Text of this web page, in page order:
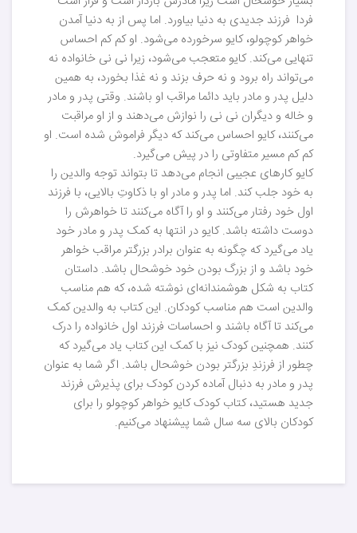
فردا فرزند جدیدی به دنیا بیاورد. اما پس از به دنیا آمدن
خواهر کوچولو، کایو سرخورده می‌شود. او کم کم احساس
تنهایی می‌کند. کایو متعجب می‌شود، زیرا نی نی خانواده نه
می‌تواند راه برود و نه حرف بزند و نه غذا بخورد، به همین
دلیل پدر و مادر باید دائما مراقب او باشند. وقتی پدر و مادر
و خاله و دیگران نی نی را نوازش می‌دهند و از او مراقبت
می‌کنند، کایو احساس می‌کند که دیگر فراموش شده است. او
کم کم مسیر متفاوتی را در پیش می‌گیرد.
کایو کارهای عجیبی انجام می‌دهد تا بتواند توجه والدین را
به خود جلب کند. اما پدر و مادر او با ذکاوتِ بالایی، با فرزند
اول خود رفتار می‌کنند و او را آگاه می‌کنند تا خواهرش را
دوست داشته باشد. کایو در انتها به کمک پدر و مادر خود
یاد می‌گیرد که چگونه به عنوان برادر بزرگتر مراقب خواهر
خود باشد و از بزرگ بودن خود خوشحال باشد. داستان
کتاب به شکل هوشمندانه‌ای نوشته شده، که هم مناسب
والدین است هم مناسب کودکان. این کتاب به والدین کمک
می‌کند تا آگاه باشند و احساسات فرزند اول خانواده را درک
کنند. همچنین کودک نیز با کمک اين کتاب یاد می‌گیرد که
چطور از فرزندِ بزرگتر بودن خوشحال باشد. اگر شما به عنوان
پدر و مادر به دنبال آماده کردن کودک برای پذیرش فرزند
جدید هستید، کتاب کودک کایو خواهر کوچولو را برای
کودکان بالای سه سال شما پیشنهاد می‌کنیم.